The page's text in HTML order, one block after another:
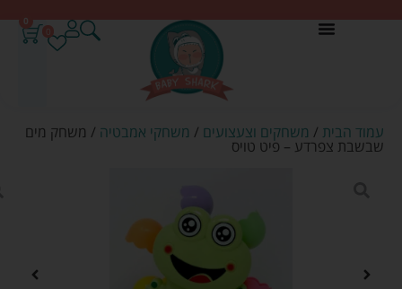
0
עמוד הבית / משחקים וצעצועים / משחקי אמבטיה / משחק מים
שבשבת צפרדע – פיט טויס